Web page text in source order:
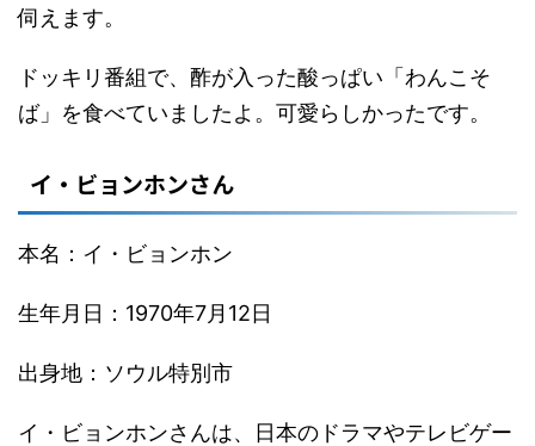
伺えます。
ドッキリ番組で、酢が入った酸っぱい「わんこそ
ば」を食べていましたよ。可愛らしかったです。
イ・ビョンホンさん
本名：イ・ビョンホン
生年月日：1970年7月12日
出身地：ソウル特別市
イ・ビョンホンさんは、日本のドラマやテレビゲー